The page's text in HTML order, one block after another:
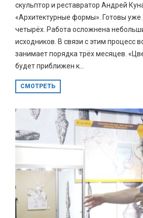
скульптор и реставратор Андрей
«Архитектурные формы». Готовы уже
четырёх. Работа осложнена
исходников. В связи с этим процесс
занимает порядка трёх месяцев.
будет приближен к...
СМОТРЕТЬ